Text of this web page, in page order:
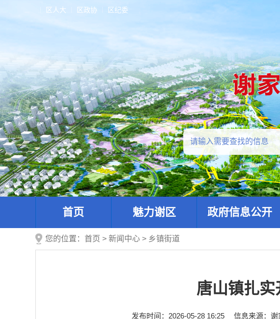
区人大 区政协 区纪委
首页 魅力谢区 政府信息公开
您的位置： 首页 > 新闻中心 > 乡镇街道
唐山镇扎
发布时间：2026-05-28 16:25 信息来源：